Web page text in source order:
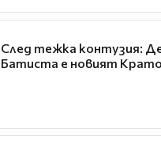
След тежка контузия:
Батиста е новият